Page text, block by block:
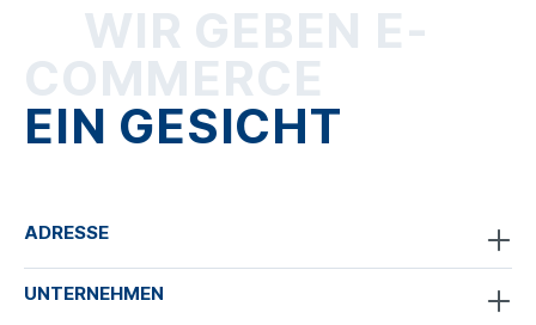
WIR GEBEN E-
COMMERCE
EIN GESICHT
ADRESSE
UNTERNEHMEN